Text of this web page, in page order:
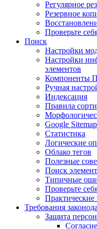
Регулярное
Резервное
Проверьте
Поиск
Настройки
Настройки
элементов
Компоненты
Ручная
Индексация
Правила
Google Sitemap
Статистика
Логические
Облако тегов
Полезные
Поиск
Типичные
Проверьте
Практические
Требования
Защита